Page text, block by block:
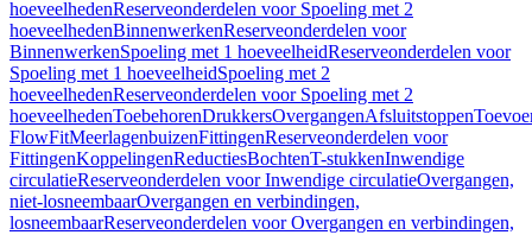
hoeveelhedenReserveonderdelen voor Spoeling met 2
hoeveelhedenBinnenwerkenReserveonderdelen voor
BinnenwerkenSpoeling met 1 hoeveelheidReserveonderdelen voor
Spoeling met 1 hoeveelheidSpoeling met 2
hoeveelhedenReserveonderdelen voor Spoeling met 2
hoeveelhedenToebehorenDrukkersOvergangenAfsluitstoppen
FlowFitMeerlagenbuizenFittingenReserveonderdelen voor
FittingenKoppelingenReductiesBochtenT-stukkenInwendige
circulatieReserveonderdelen voor Inwendige circulatieOvergangen,
niet-losneembaarOvergangen en verbindingen,
losneembaarReserveonderdelen voor Overgangen en verbindingen,